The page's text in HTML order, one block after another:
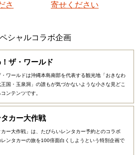
ザ・ワールド
・ワールドは沖縄本島南部を代表する観光地「おきなわ
国・玉泉洞」の誰もが気づかないような小さな見どこ
ンテンツです。
カー大作戦
カー大作戦」は、たびらいレンタカー予約とのコラボ
ンタカーの旅を100倍面白くしようという特別企画で